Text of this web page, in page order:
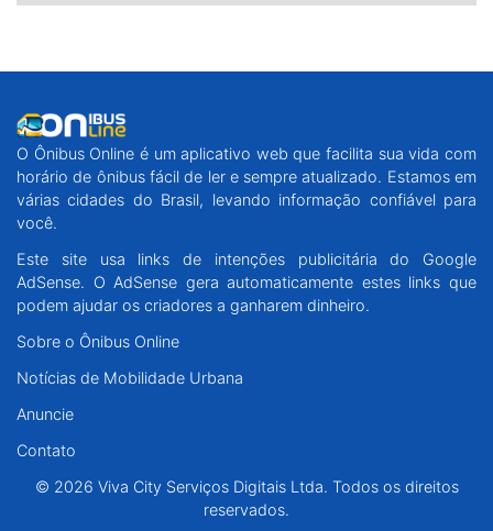
O Ônibus Online é um aplicativo web que facilita sua vida com
horário de ônibus fácil de ler e sempre atualizado. Estamos em
várias cidades do Brasil, levando informação confiável para
você.
Este site usa links de intenções publicitária do Google
AdSense. O AdSense gera automaticamente estes links que
podem ajudar os criadores a ganharem dinheiro.
Sobre o Ônibus Online
Notícias de Mobilidade Urbana
Anuncie
Contato
© 2026 Viva City Serviços Digitais Ltda. Todos os direitos
reservados.